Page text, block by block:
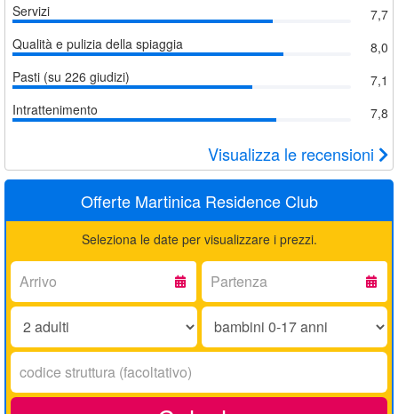
Servizi
7,7
Qualità e pulizia della spiaggia
8,0
Pasti (su 226 giudizi)
7,1
Intrattenimento
7,8
Visualizza le recensioni
Offerte Martinica Residence Club
Seleziona le date per visualizzare i prezzi.
Arrivo:
Partenza:
Adulti:
Bambini
17
Codice
struttura: